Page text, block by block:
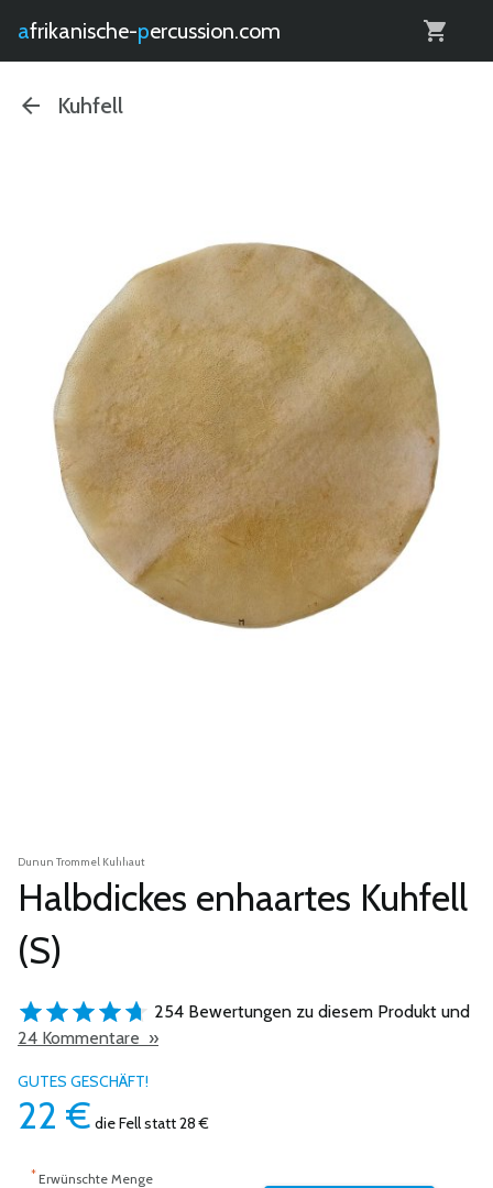
afrikanische- percussion.com
Kuhfell
Dunun Trommel Kuhhaut
Halbdickes enhaartes Kuhfell
(S)
254 Bewertungen zu diesem Produkt und
24 Kommentare »
GUTES GESCHÄFT!
22 € die Fellstatt 28 €
*Erwünschte Menge